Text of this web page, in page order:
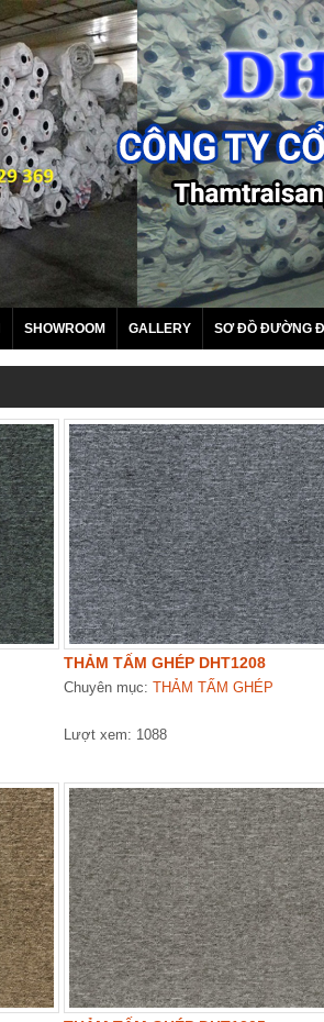
SHOWROOM GALLERY SƠ ĐỒ ĐƯỜNG ĐI
THẢM TẤM GHÉP DHT1208
Chuyên mục:THẢM TẤM GHÉP
Lượt xem: 1088